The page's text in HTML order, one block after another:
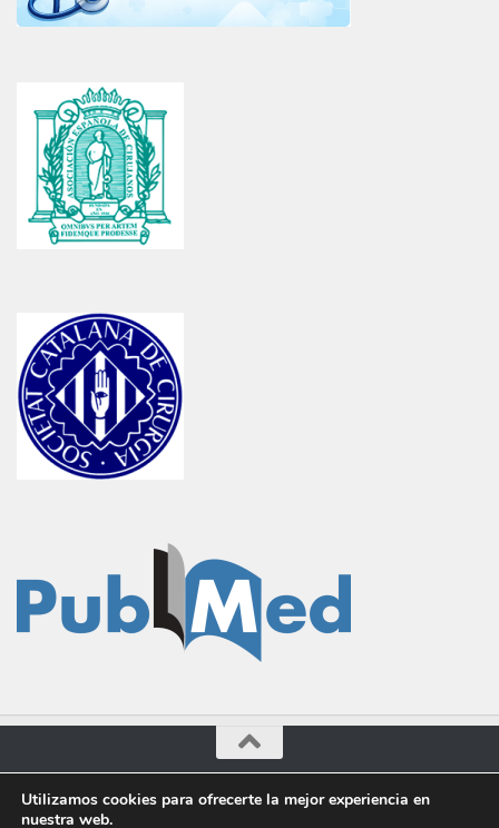
Cirugía General © 2016-2023. Administrado por Dr.Marcilla.
Utilizamos cookies para ofrecerte la mejor experiencia en
nuestra web.